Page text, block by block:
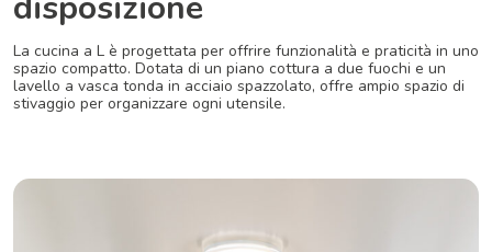
La cucina a L è progettata per offrire funzionalità e praticità in uno
spazio compatto. Dotata di un piano cottura a due fuochi e un
lavello a vasca tonda in acciaio spazzolato, offre ampio spazio di
stivaggio per organizzare ogni utensile.